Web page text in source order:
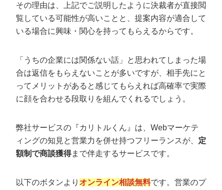
その理由は、上記でご説明したように決裁者が直接閲
覧している可能性が高いことと、提案内容が適合して
いる場合に興味・関心を持ってもらえるからです。
「うちの企業には関係ない話」と思われてしまった場
合は返信をもらえないことが多いですが、相手先にと
ってメリットがあると感じてもらえれば高確率で実際
に顔を合わせる段取りを組んでくれるでしょう。
弊社サービスの『カリトルくん』は、Webマーケテ
ィングの知見と営業力を併せ持つフリーランスが、 定
額制で商談獲得まで伴走するサービスです。
以下のボタンより オンライン相談無料です。営業のプ